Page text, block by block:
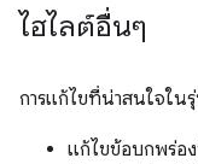
ไฮไลต์อื่นๆ
การแก้ไขที่น่าสนใจใน
แก้ไขข้อบกพร่อ